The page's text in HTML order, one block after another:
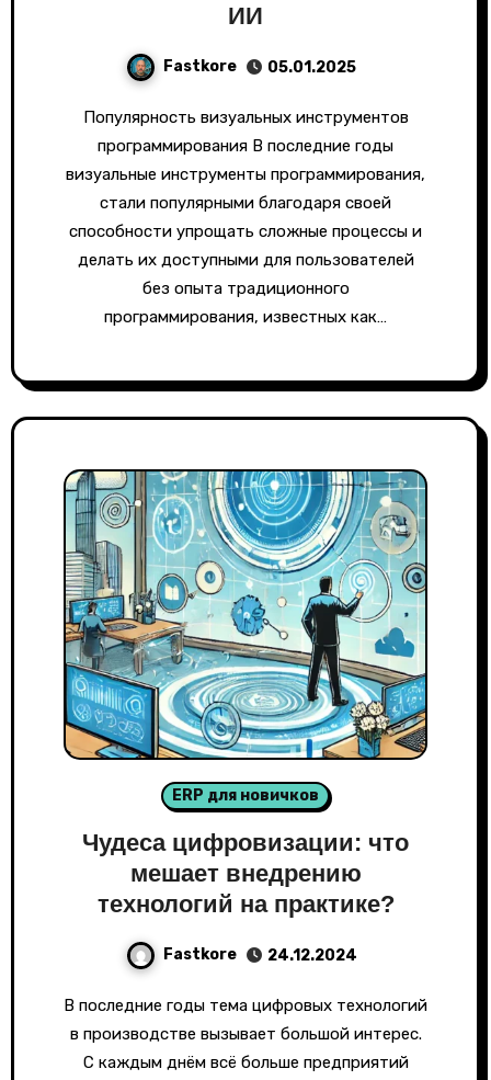
ИИ
Fastkore 05.01.2025
Популярность визуальных инструментов
программирования В последние годы
визуальные инструменты программирования,
стали популярными благодаря своей
способности упрощать сложные процессы и
делать их доступными для пользователей
без опыта традиционного
программирования, известных как…
ERP для новичков
Чудеса цифровизации: что
мешает внедрению
технологий на практике?
Fastkore 24.12.2024
В последние годы тема цифровых технологий
в производстве вызывает большой интерес.
С каждым днём всё больше предприятий